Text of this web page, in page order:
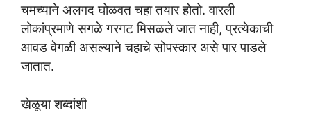
चमच्याने अलगद घोळवत चहा तयार होतो. वारली
लोकांप्रमाणे सगळे गरगट मिसळले जात नाही, प्रत्येकाची
आवड वेगळी असल्याने चहाचे सोपस्कार असे पार पाडले
जातात.
खेळूया शब्दांशी